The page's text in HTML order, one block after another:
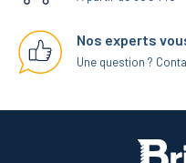
Nos experts
Une question ?